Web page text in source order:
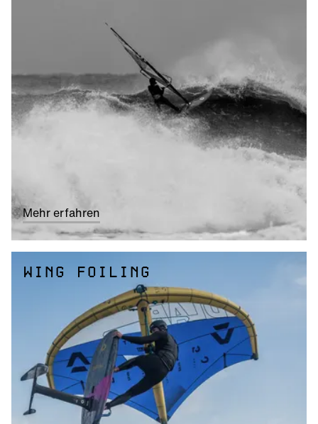
Mehr erfahren
WING FOILING